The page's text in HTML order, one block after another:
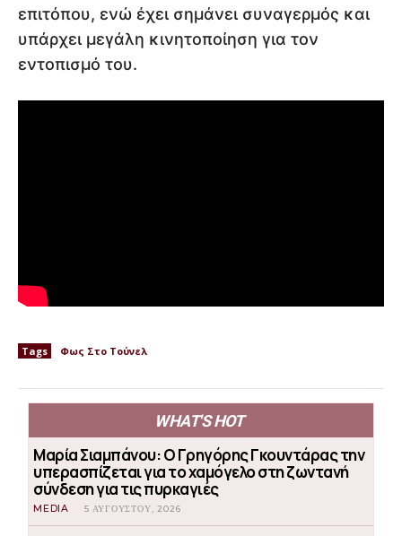
επιτόπου, ενώ έχει σημάνει συναγερμός και
υπάρχει μεγάλη κινητοποίηση για τον
εντοπισμό του.
Tags Φως Στο Τούνελ
WHAT'S HOT
Μαρία Σιαμπάνου: Ο Γρηγόρης Γκουντάρας την
υπερασπίζεται για το χαμόγελο στη ζωντανή
σύνδεση για τις πυρκαγιές
MEDIA 5 ΑΥΓΟΎΣΤΟΥ, 2026